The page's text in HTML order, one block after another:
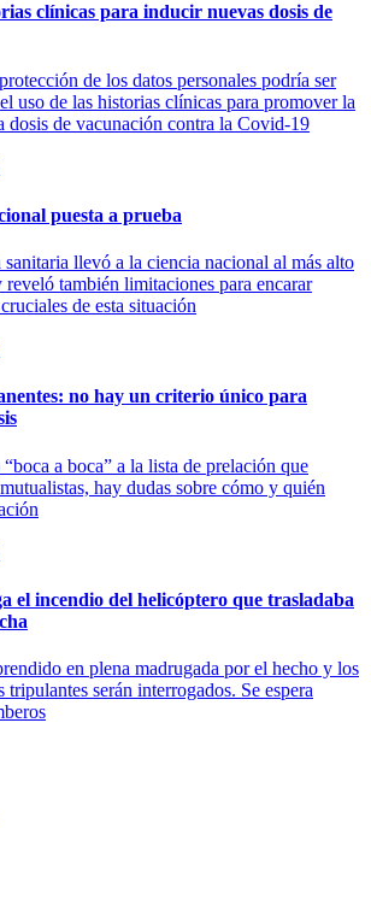
clínicas para inducir nuevas dosis de
de los datos personales podría ser
uso de las historias clínicas para promover la
dosis de vacunación contra la Covid-19
puesta a prueba
sanitaria llevó a la ciencia nacional al más alto
también limitaciones para encarar
de esta situación
no hay un criterio único para
a boca” a la lista de prelación que
hay dudas sobre cómo y quién
el incendio del helicóptero que trasladaba
en plena madrugada por el hecho y los
tripulantes serán interrogados. Se espera